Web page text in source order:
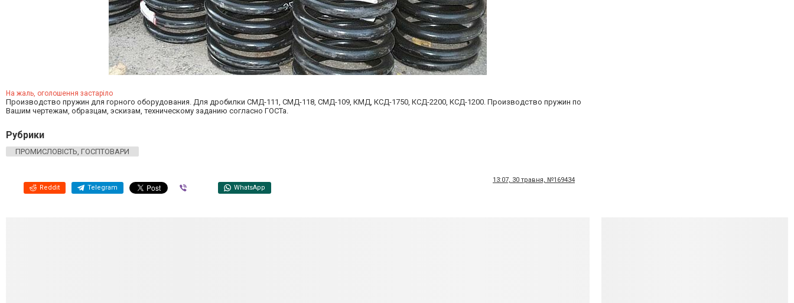
На жаль, оголошення застаріло
Производство пружин для горного оборудования. Для дробилки СМД-111, СМД-118, СМД-109, КМД, КСД-1750, КСД-2200, КСД-1200. Производство пружин по
Вашим чертежам, образцам, эскизам, техническому заданию согласно ГОСТа.
Рубрики
ПРОМИСЛОВІСТЬ, ГОСПТОВАРИ
Reddit Telegram WhatsApp
13:07, 30 травня, №169434